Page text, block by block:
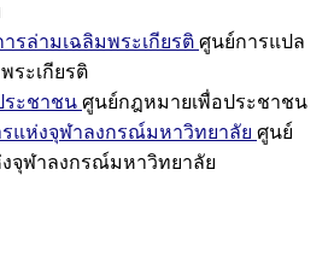
รล่ามเฉลิมพระเกียรติ ศูนย์การแปล
ระเกียรติ
ระชาชน ศูนย์กฎหมายเพื่อประชาชน
แห่งจุฬาลงกรณ์มหาวิทยาลัย ศูนย์
จุฬาลงกรณ์มหาวิทยาลัย